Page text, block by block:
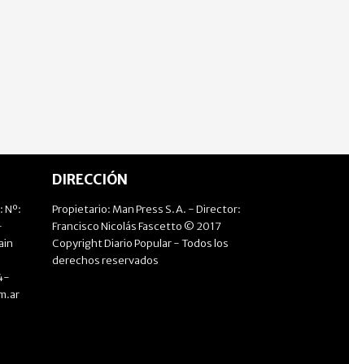
Nº:
DIRECCIÓN
Propietario: Man Press S.A. - Director:
Francisco Nicolás Fascetto © 2017
Copyright Diario Popular - Todos los
derechos reservados